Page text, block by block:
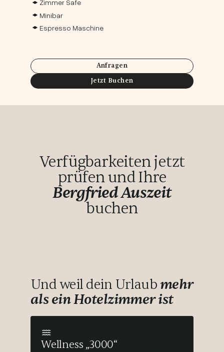
Zimmer Safe
Minibar
Espresso Maschine
Anfragen
Jetzt Buchen
Verfügbarkeiten jetzt
prüfen und Ihre
Bergfried Auszeit
buchen
Und weil dein Urlaubmehr
als ein Hotelzimmer ist
Wellness „3000“